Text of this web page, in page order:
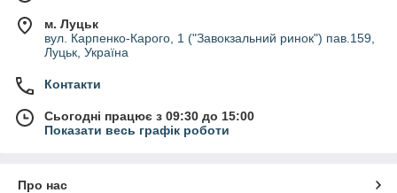
м. Луцьк
вул. Карпенко-Карого, 1 ("Завокзальний ринок") пав.159,
Луцьк, Україна
Контакти
Сьогодні працює з 09:30 до 15:00
Показати весь графік роботи
Про нас